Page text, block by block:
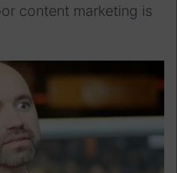
content marketing is